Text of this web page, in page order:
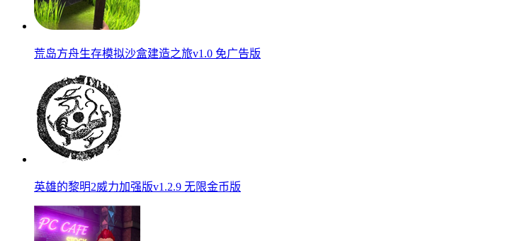
荒岛方舟生存模拟沙盒建造之旅v1.0 免广告版
英雄的黎明2威力加强版v1.2.9 无限金币版